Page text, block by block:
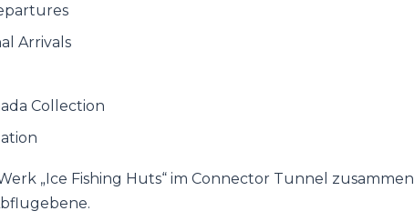
Arrivals
Collection
„Ice Fishing Huts“ im Connector Tunnel zusammen